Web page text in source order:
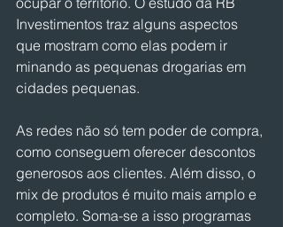
Investimentos traz alguns aspectos
que mostram como elas podem ir
minando as pequenas drogarias em
cidades pequenas.
As redes não só tem poder de compra,
como conseguem oferecer descontos
generosos aos clientes. Além disso, o
mix de produtos é muito mais amplo e
completo. Soma-se a isso programas